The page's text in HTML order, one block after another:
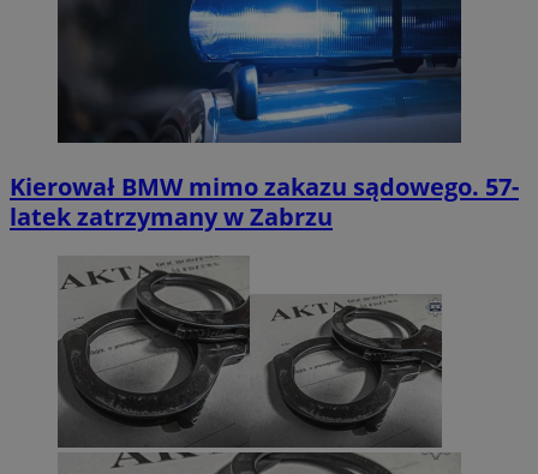
Kierował BMW mimo zakazu sądowego. 57-
latek zatrzymany w Zabrzu